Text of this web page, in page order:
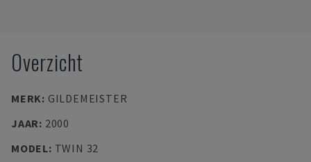
Overzicht
MERK: GILDEMEISTER
JAAR: 2000
MODEL: TWIN 32